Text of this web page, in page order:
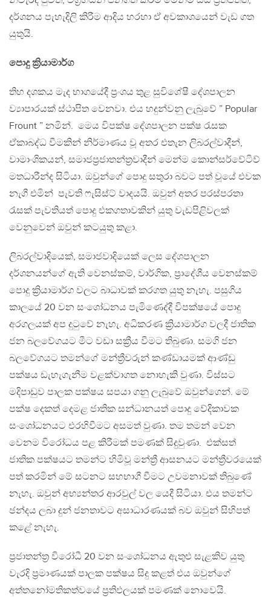
දර්ශනය පැහැදිලි කිරීම ආදිය හරහා ඒ අවකාශයෙන් වැඩ ගත
යුතුයි.
පොදු ක්‍රියාමාර්ග
තිහ දශකය මැද භාගයේදී ප්‍රංශය තුළ සුවිශේෂී දේශපාලන
ව්‍යාපාරයක් ස්ථාපිත වෙනවා. එය හදුන්වනු ලැබුවේ ” Popular
Frount ” නමින්. මෙය විපක්ෂ දේශපාලන පක්ෂ රැසක
ඒකාබද්ධ වීමකින් නිර්මාණය වූ අතර එතැන ලිබරල්වාදීන්,
වාමාංශිකයන්, සමාජප්‍රජාතන්ත්‍රවාදීන් මෙන්ම කොන්සර්වේටිව්
මතධාරීන්ද සිටියා. ඔවුන්ගේ පොදු සතුරා බවට පත් වූයේ එවක
නැගී එමින් පැවති ෆැසිස්ට් වාදයයි. ඔවුන් අතර පරස්පරතා
රැසක් පැවතියත් පොදු එකගතාවකින් යුතු වැඩපිළිවලක්
වෙනුවෙන් ඔවුන් කටයුතු කළා.
ලිබරල්වාදියෙක්, සමාජවාදියෙක් ලෙස දේශපාලන
දර්ශනයන්ගේ ඇති වෙනස්කම්, වාර්ගික, ප්‍රාදේශීය වෙනස්කම්
පොදු ක්‍රියාමාර්ග වලට බාධාවක් කරගත යුතු නැහැ. පසුගිය
කාලයේ 20 වන සංශෝධනය පැමිණෙද්දී විපක්ෂයේ පොදු
අරගලයක් අප දුටුවේ නැහැ. අධිකරණ ක්‍රියාමාර්ග වලදී ජාතික
ජන බලවේගයට මීට වඩා සක්‍රීය වීමට තිබුණා. සමගි ජන
බලවේගයට තමන්ගේ මන්ත්‍රීවරුන් කණ්ඩායමක් ආණ්ඩු
පක්ෂය ඩැහැගැනීම වළක්වාගත නොහැකි වුණා. විස්සට
මදිපාඩුව පාලක පක්ෂය සපයා ගනු ලැබුවේ ඔවුන්ගෙන්. මේ
පක්ෂ දෙකත් දෙමළ ජාතික සන්ධානයත් පොදු වේදිකාවක
සංශෝධනයට එරහිවීමට අසමත් වුණා. තම තමන් වෙන
වෙනම විරෝධය පළ කිරීමක් පමණක් සිදුවුණා. එක්සත්
ජාතික පක්ෂයට තමන්ට හිමිවූ මන්ත්‍රී ආසනයට මන්ත්‍රීවරයෙක්
පත් කරමින් මේ සටනට සහභාගී වීමට උවමනාවක් තිබුණේ
නැහැ. ඔවුන් අභ්‍යන්තර ආරවුල් වල යෙදී සිටියා. එය තමන්ට
ඡන්දය ලබා දුන් ජනතාවට අසාධාරණයක් බව ඔවුන් සිහිපත්
කළේ නැහැ.
ප්‍රජාතන්ත්‍ර විරෝධී 20 වන සංශෝධනය ඇතුළු සැළකිව යුතු
වැරදි ප්‍රමාණයක් පාලක පක්ෂය සිදු කළත් එය ඔවුන්ගේ
අත්තනෝමතිකත්වයේ ප්‍රතිඵලයක් පමණක් නොවෙයි.